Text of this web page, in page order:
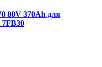
80V 370Ah для
7FB30